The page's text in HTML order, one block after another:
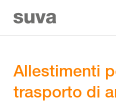
Allestimenti
trasporto di